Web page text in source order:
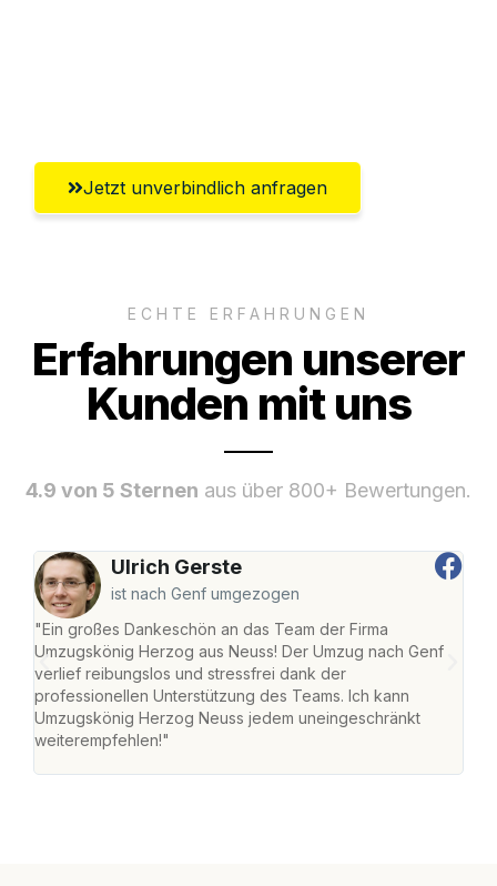
Jetzt unverbindlich anfragen
ECHTE ERFAHRUNGEN
Erfahrungen unserer
Kunden mit uns
4.9 von 5 Sternen aus über 800+ Bewertungen.
Ulrich Gerste
ist nach Genf umgezogen
"Ein großes Dankeschön an das Team der Firma
Umzugskönig Herzog aus Neuss! Der Umzug nach Genf
verlief reibungslos und stressfrei dank der
professionellen Unterstützung des Teams. Ich kann
Umzugskönig Herzog Neuss jedem uneingeschränkt
weiterempfehlen!"